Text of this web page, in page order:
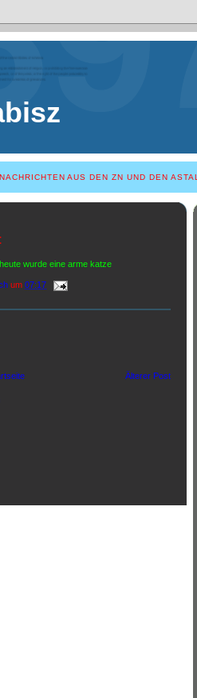
AUS DEN ZN UND DEN ASTAL
wurde eine arme katze
um 07:17
Älterer Post